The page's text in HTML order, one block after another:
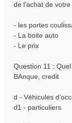
de l’achat de
- les portes
- La boite auto
- Le prix
Question 11 :
BAnque, credit
d - Véhicules
d1 - particuliers